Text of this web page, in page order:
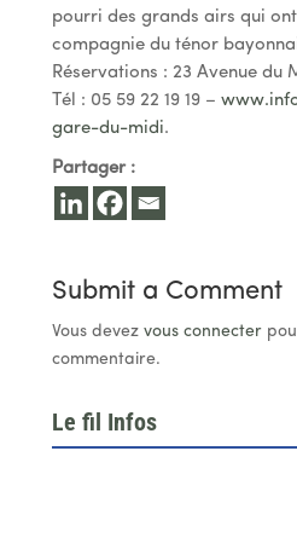
pourri des grands airs qui
compagnie du ténor
Réservations : 23 Avenue du
Tél : 05 59 22 19 19 –
gare-du-midi.
Partager :
Submit a Comment
Vous devez vous connecter
commentaire.
Le fil Infos